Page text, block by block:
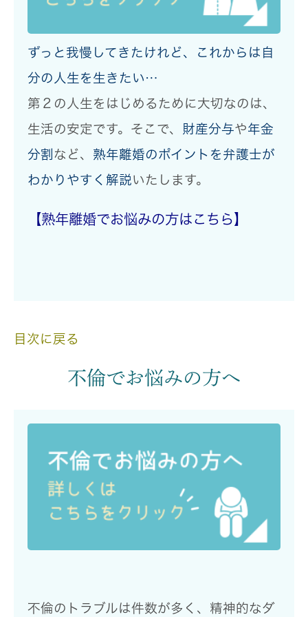
ずっと我慢してきたけれど、これからは自
分の人生を生きたい…
第２の人生をはじめるために大切なのは、
生活の安定です。そこで、 財産分与や年金
分割 など、 熟年離婚のポイントを弁護士が
わかりやすく解説いたします。
【熟年離婚でお悩みの方はこちら】
目次に戻る
不倫でお悩みの方へ
不倫のトラブルは件数が多く、精神的なダ